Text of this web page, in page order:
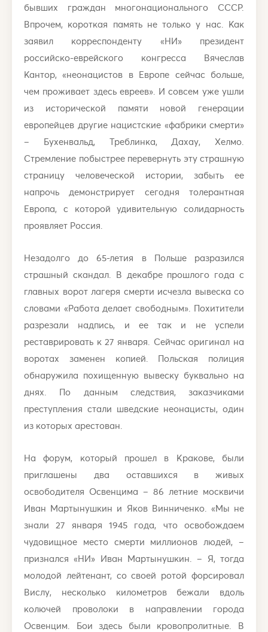
бывших граждан многонационального СССР.
Впрочем, короткая память не только у нас. Как
заявил корреспонденту «НИ» президент
российско-еврейского конгресса Вячеслав
Кантор, «неонацистов в Европе сейчас больше,
чем проживает здесь евреев». И совсем уже ушли
из исторической памяти новой генерации
европейцев другие нацистские «фабрики смерти»
– Бухенвальд, Треблинка, Дахау, Хелмо.
Стремление побыстрее перевернуть эту страшную
страницу человеческой истории, забыть ее
напрочь демонстрирует сегодня толерантная
Европа, с которой удивительную солидарность
проявляет Россия.
Незадолго до 65-летия в Польше разразился
страшный скандал. В декабре прошлого года с
главных ворот лагеря смерти исчезла вывеска со
словами «Работа делает свободным». Похитители
разрезали надпись, и ее так и не успели
реставрировать к 27 января. Сейчас оригинал на
воротах заменен копией. Польская полиция
обнаружила похищенную вывеску буквально на
днях. По данным следствия, заказчиками
преступления стали шведские неонацисты, один
из которых арестован.
На форум, который прошел в Кракове, были
приглашены два оставшихся в живых
освободителя Освенцима – 86 летние москвичи
Иван Мартынушкин и Яков Винниченко. «Мы не
знали 27 января 1945 года, что освобождаем
чудовищное место смерти миллионов людей, –
признался «НИ» Иван Мартынушкин. – Я, тогда
молодой лейтенант, со своей ротой форсировал
Вислу, несколько километров бежали вдоль
колючей проволоки в направлении города
Освенцим. Бои здесь были кровопролитные. В